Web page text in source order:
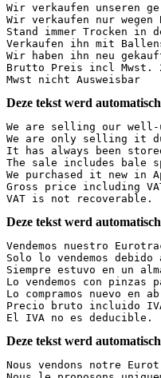
Wir verkaufen unseren
Wir verkaufen nur wegen
Stand immer Trocken in
Verkaufen ihn mit
Wir haben ihn neu
Brutto Preis incl Mwst.
Mwst nicht Ausweisbar
Deze tekst werd
We are selling our
We are only selling it
It has always been
The sale includes bale
We purchased it new in
Gross price including
VAT is not recoverable.
Deze tekst werd
Vendemos nuestro
Solo lo vendemos
Siempre estuvo en un
Lo vendemos con
Lo compramos nuevo en
Precio bruto incluido
El IVA no es deducible.
Deze tekst werd
Nous vendons notre